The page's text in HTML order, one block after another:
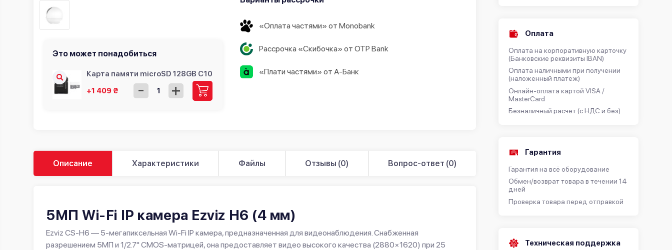
Оплата
Оплата на корпоративную карточку
(Банковские реквизиты IBAN)
Оплата наличными при получении
(наложенный платеж)
Онлайн-оплата картой VISA /
MasterCard
Безналичный расчет (с НДС и без)
Гарантия
Гарантия на всё оборудование
Обмен/возврат товара в течении 14
дней
Проверка товара перед отправкой
Техническая поддержка
Это может понадобиться
Карта памяти microSD 128GB C10
+1 409 ₴
- +
«Оплата частями» от Monobank
Рассрочка «Скибочка» от OTP Bank
«Плати частями» от А-Банк
Описание Характеристики Файлы Отзывы (0) Вопрос-ответ (0)
5МП Wi-Fi IP камера Ezviz H6 (4 мм)
Ezviz CS-H6 — 5-мегапиксельная Wi-Fi IP камера, предназначенная для видеонаблюдения. Снабженная
разрешением 5МП и 1/2.7" CMOS-матрицей, она предоставляет видео высокого качества (2880×1620) при 25